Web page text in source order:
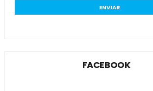
FACEBOOK